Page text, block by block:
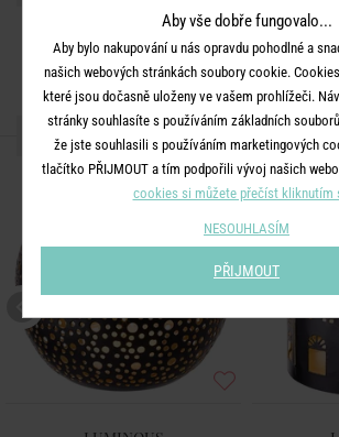
DALŠÍ PRODUKTY ZE
Aby vše dobře fungovalo...
Aby bylo nakupování u nás opravdu pohodlné a
našich webových stránkách soubory cookie.
které jsou dočasně uloženy ve vašem prohlížeči.
stránky souhlasíte s používáním základních
že jste souhlasili s používáním marketingových
tlačítko PŘIJMOUT a tím podpořili vývoj našich
cookies si můžete přečíst kliknutím
NESOUHLASÍM
PŘIJMOUT